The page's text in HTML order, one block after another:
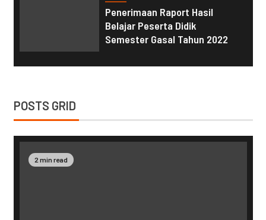
Penerimaan Raport Hasil
Belajar Peserta Didik
Semester Gasal Tahun 2022
POSTS GRID
2 min read